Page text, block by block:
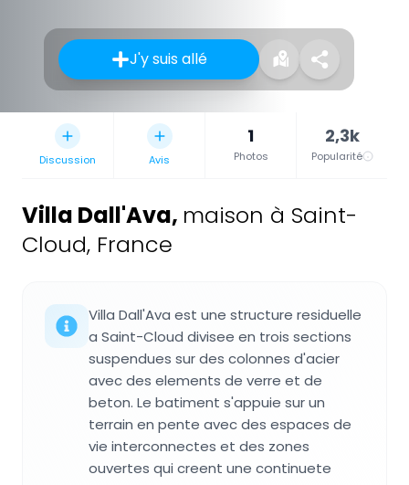
J'y suis allé
Discussion Avis
1
Photos
2,3k
Popularité
Villa Dall'Ava, maison à Saint-
Cloud, France
Villa Dall'Ava est une structure residuelle
a Saint-Cloud divisee en trois sections
suspendues sur des colonnes d'acier
avec des elements de verre et de
beton. Le batiment s'appuie sur un
terrain en pente avec des espaces de
vie interconnectes et des zones
ouvertes qui creent une continuete